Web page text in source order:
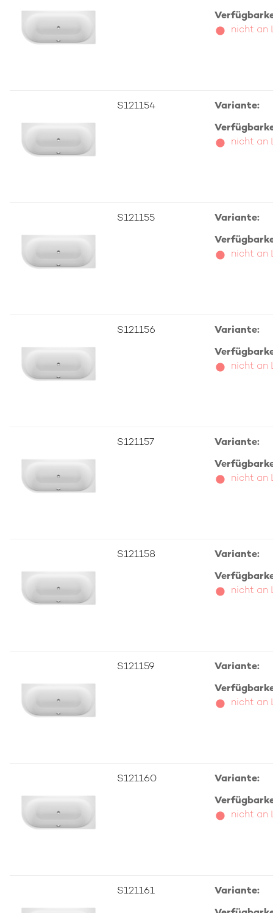
nicht an
S121154 Variante:
nicht an
S121155 Variante:
nicht an
S121156 Variante:
nicht an
S121157 Variante:
nicht an
S121158 Variante:
nicht an
S121159 Variante:
nicht an
S121160 Variante:
nicht an
S121161 Variante: